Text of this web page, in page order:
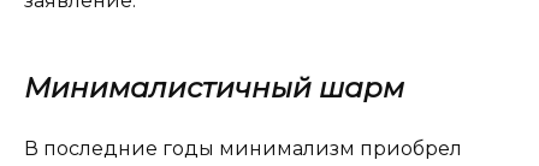
Минималистичный шарм
В последние годы минимализм приобрел